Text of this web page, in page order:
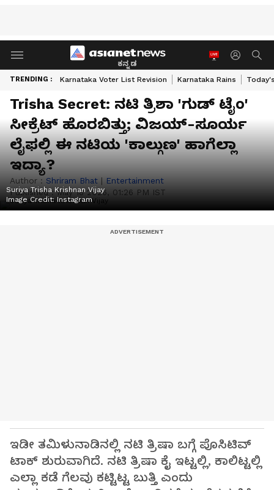
ಕನ್ನಡ
TRENDING : Karnataka Voter List Revision Karnataka Rains
Trisha Secret: ನಟಿ ತ್ರಿಶಾ 'ಗುಡ್ ಟೈಂ'
ಸೀಕ್ರೆಟ್ ಹೊರಬಿತ್ತು; ವಿಜಯ್-ಸೂರ್ಯ
ಲೈಫಲ್ಲಿ ಈ ನಟಿಯ 'ಕಾಲ್ಗುಣ' ಹಾಗೆಲ್ಲಾ
ಇದ್ಯಾ?
Author : Shriram Bhat | Entertainment
Published :May 18 2026, 01:26 PM IST
Suriya Trisha Krishnan Vijay
Image Credit: Instagram
ಇಡೀ ತಮಿಳುನಾಡಿನಲ್ಲಿ ನಟಿ ತ್ರಿಷಾ ಬಗ್ಗೆ ಪೊಸಿಟಿವ್
ಟಾಕ್ ಶುರುವಾಗಿದೆ. ನಟಿ ತ್ರಿಷಾ ಕೈ ಇಟ್ಟಲ್ಲಿ, ಕಾಲಿಟ್ಟಲ್ಲಿ
ಎಲ್ಲಾ ಕಡೆ ಗೆಲವು ಕಟ್ಟಿಟ್ಟ ಬುತ್ತಿ ಎಂದು